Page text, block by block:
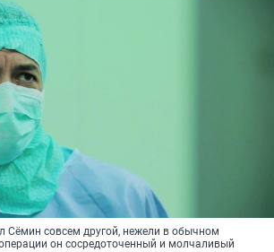
Сёмин совсем другой, нежели в обычном
он сосредоточенный и молчаливый